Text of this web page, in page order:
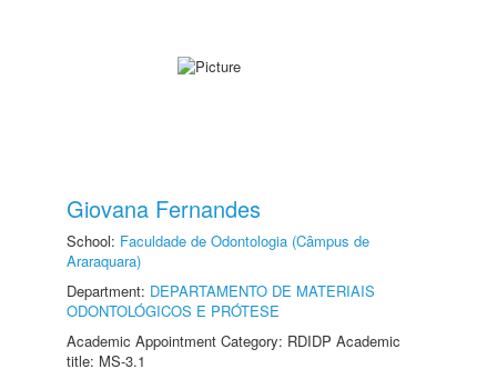
Giovana Fernandes
School: Faculdade de Odontologia (Câmpus de
Araraquara)
Department: DEPARTAMENTO DE MATERIAIS
ODONTOLÓGICOS E PRÓTESE
Academic Appointment Category: RDIDP Academic
title: MS-3.1